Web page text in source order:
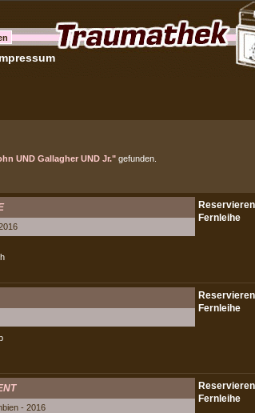
UND Gallagher UND Jr." gefunden.
- 2016